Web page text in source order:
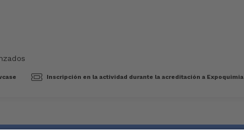
Inscripción en la actividad durante la acreditación a Expoquimia